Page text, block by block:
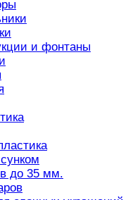
и фонтаны
до 35 мм.